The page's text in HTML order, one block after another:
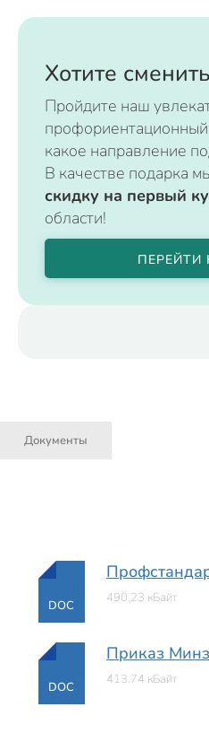
Хотите
Пройдите наш
профориентационный
какое направление
В качестве подарка
скидку на первый
области!
ПЕРЕЙТИ
Документы
DOC 490.23 кБайт
DOC
Приказ
413.74 кБайт